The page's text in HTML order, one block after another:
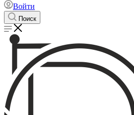
Войти
Поиск